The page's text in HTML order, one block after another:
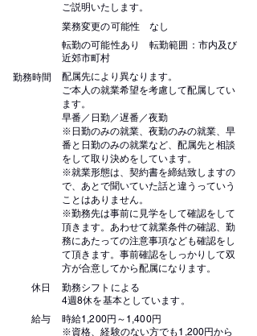
ご説明いたします。
業務変更の可能性 なし
転勤の可能性あり 転勤範囲：市内及び
近郊市町村
勤務時間
配属先により異なります。
ご本人の就業希望を考慮して配属してい
ます。
早番／日勤／遅番／夜勤
※日勤のみの就業、夜勤のみの就業、早
番と日勤のみの就業など、配属先と相談
をして取り決めをしています。
※就業形態は、契約書を締結致しますの
で、あとで聞いていた話と違うっていう
ことはありません。
※勤務先は事前に見学をして確認をして
頂きます。あわせて就業条件の確認、勤
務にあたっての注意事項なども確認をし
て頂きます。事前確認をしっかりして双
方が合意してから配属になります。
休日
勤務シフトによる
4週8休を基本としています。
給与
時給1,200円～1,400円
※資格、経験のない方でも1,200円から